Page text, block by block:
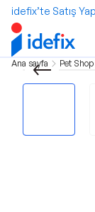
idefix’te Satış
Ana sayfa Pet Shop